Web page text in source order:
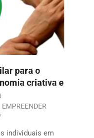
para o
criativa e
EMPREENDER
individuais em